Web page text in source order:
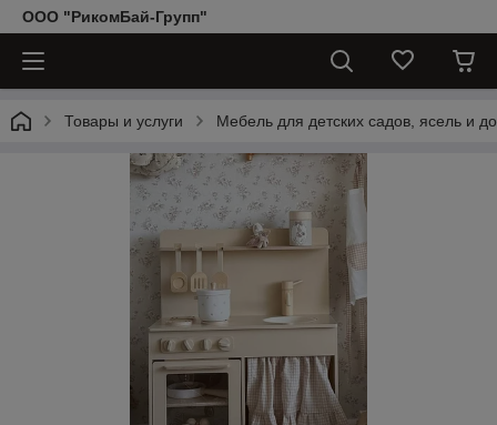
ООО "РикомБай-Групп"
Товары и услуги Мебель для детских садов, ясель и